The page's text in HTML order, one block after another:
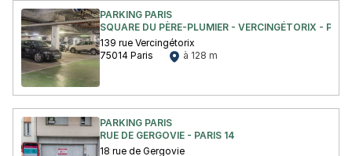
PARKING PARIS
SQUARE DU PÈRE-PLUMIER - VERCINGÉTORIX -
139 rue Vercingétorix
75014 Paris
à 128 m
PARKING PARIS
RUE DE GERGOVIE - PARIS 14
18 rue de Gergovie